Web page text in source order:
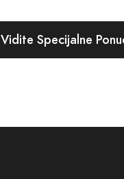
da vam pomognemo
note vanilije koje grle
može biti savršen
Vidite Specijalne